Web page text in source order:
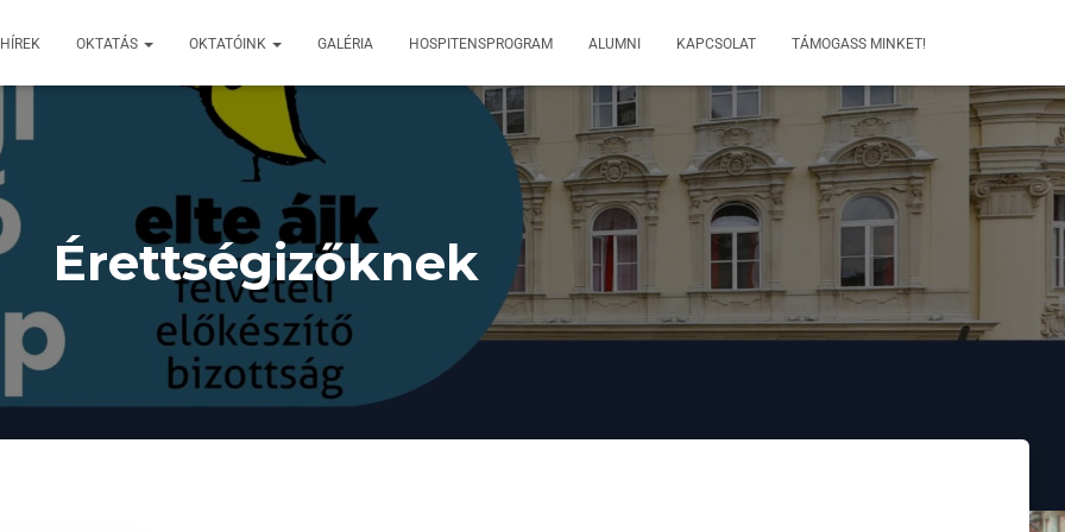
HÍREK OKTATÁS OKTATÓINK GALÉRIA HOSPITENSPROGRAM ALUMNI KAPCSOLAT TÁMOGASS MINKET!
Érettségizőknek